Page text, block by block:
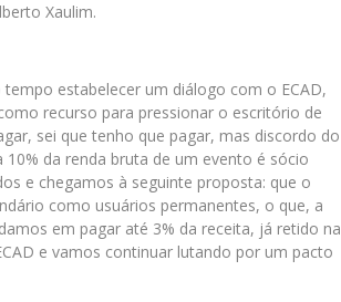
Xaulim.
estabelecer um diálogo com o ECAD,
recurso para pressionar o escritório de
sei que tenho que pagar, mas discordo do
da renda bruta de um evento é sócio
e chegamos à seguinte proposta: que o
como usuários permanentes, o que, a
em pagar até 3% da receita, já retido na
e vamos continuar lutando por um pacto